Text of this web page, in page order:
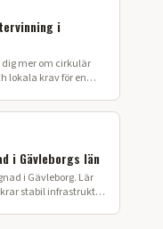
i
dig mer om cirkulär
lokala krav för en
i Gävleborgs län
i Gävleborg. Lär
stabil infrastruktur